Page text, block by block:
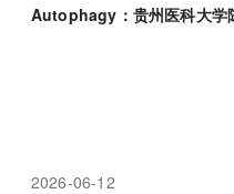
Autophagy：贵州医科大学
2026-06-12